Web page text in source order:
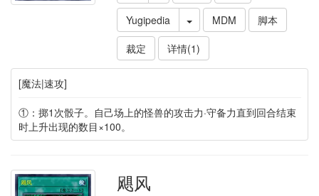
Yugipedia
MDM
脚本
裁定
详情(1)
[魔法|速攻]
①：掷1次骰子。自己场上的怪兽的攻击力·守备力直到回合结束
时上升出现的数目×100。
飓风